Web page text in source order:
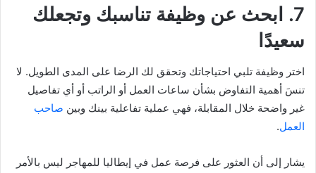
7. ابحث عن وظيفة تناسبك وتجعلك
سعيدًا
اختر وظيفة تلبي احتياجاتك وتحقق لك الرضا على المدى الطويل. لا
تنسَ أهمية التفاوض بشأن ساعات العمل أو الراتب أو أي تفاصيل
غير واضحة خلال المقابلة، فهي عملية تفاعلية بينك وبين صاحب
العمل.
يشار إلى أن العثور على فرصة عمل في إيطاليا للمهاجر ليس بالأمر